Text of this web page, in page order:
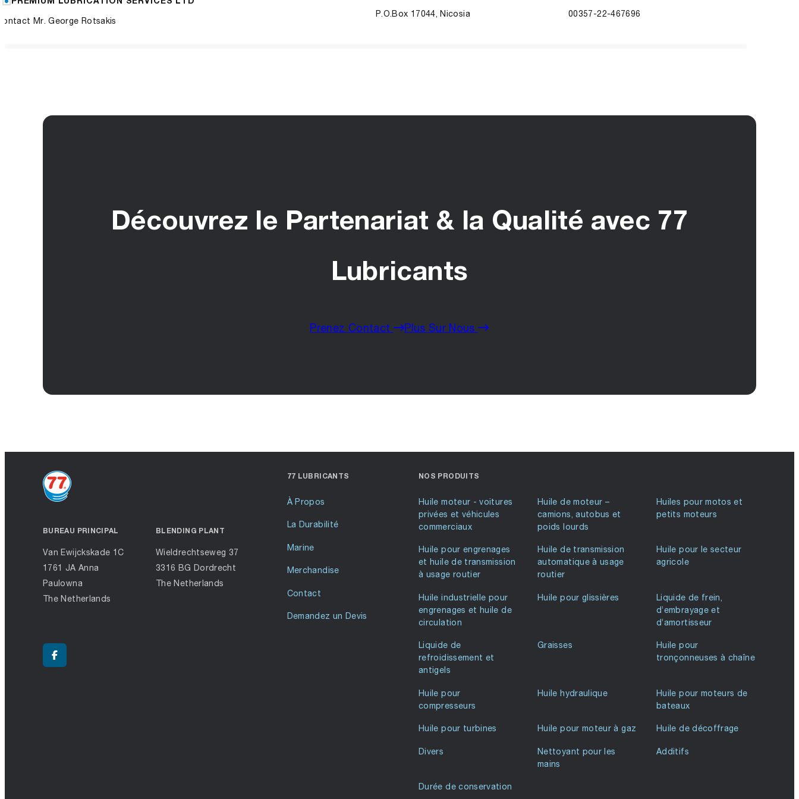
Mr. George Rotsakis
P.O.Box 17044, Nicosia 00357-22-467696
Découvrez le Partenariat & la Qualité avec 77
Lubricants
Prenez Contact Plus Sur Nous
BUREAU PRINCIPAL
Van Ewijckskade 1C
1761 JA Anna
Paulowna
The Netherlands
BLENDING PLANT
Wieldrechtseweg 37
3316 BG Dordrecht
The Netherlands
77 LUBRICANTS
À Propos
La Durabilité
Marine
Merchandise
Contact
Demandez un Devis
NOS PRODUITS
Huile moteur - voitures
privées et véhicules
commerciaux
Huile de moteur –
camions, autobus et
poids lourds
Huiles pour motos et
petits moteurs
Huile pour engrenages
et huile de transmission
à usage routier
Huile de transmission
automatique à usage
routier
Huile pour le secteur
agricole
Huile industrielle pour
engrenages et huile de
circulation
Huile pour glissières
Liquide de frein,
d’embrayage et
d’amortisseur
Liquide de
refroidissement et
antigels
Graisses
Huile pour
tronçonneuses à chaîne
Huile pour
compresseurs
Huile hydraulique
Huile pour moteurs de
bateaux
Huile pour turbines Huile pour moteur à gaz Huile de décoffrage
Divers
Nettoyant pour les
mains
Additifs
Durée de conservation